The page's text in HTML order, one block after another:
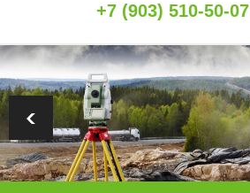
+7 (903) 510-50-07
Услуги
О нас
Районы